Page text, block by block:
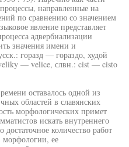
направленные на
по сравнению со значением
явление представляет
адвербиализации
значения имени и
горазд — гораздо, худой
— velice, слвн.: cist — cisto
оставалось одной из
областей в славянских
морфологических примет
искать внутреннего
достаточное количество работ
морфологии, ее